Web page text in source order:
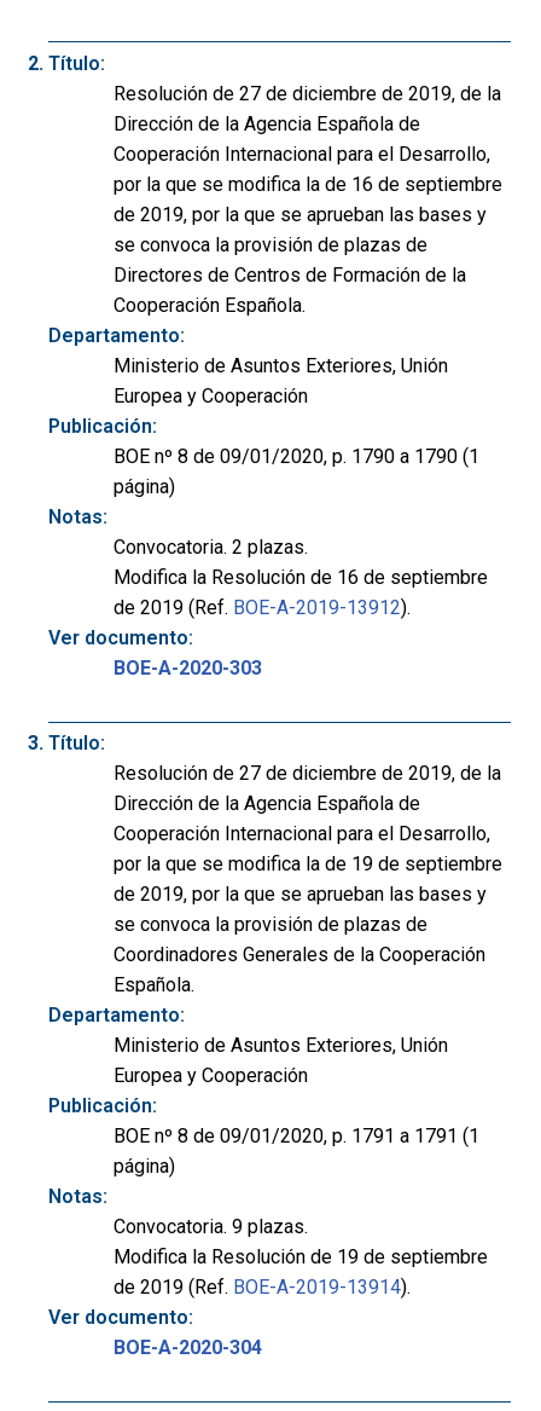
Título:
Resolución de 27 de diciembre de 2019, de la
Dirección de la Agencia Española de
Cooperación Internacional para el Desarrollo,
por la que se modifica la de 16 de septiembre
de 2019, por la que se aprueban las bases y
se convoca la provisión de plazas de
Directores de Centros de Formación de la
Cooperación Española.
Departamento:
Ministerio de Asuntos Exteriores, Unión
Europea y Cooperación
Publicación:
BOE nº 8 de 09/01/2020, p. 1790 a 1790 (1
página)
Notas:
Convocatoria. 2 plazas.
Modifica la Resolución de 16 de septiembre
de 2019 (Ref. BOE-A-2019-13912).
Ver documento:
BOE-A-2020-303
Título:
Resolución de 27 de diciembre de 2019, de la
Dirección de la Agencia Española de
Cooperación Internacional para el Desarrollo,
por la que se modifica la de 19 de septiembre
de 2019, por la que se aprueban las bases y
se convoca la provisión de plazas de
Coordinadores Generales de la Cooperación
Española.
Departamento:
Ministerio de Asuntos Exteriores, Unión
Europea y Cooperación
Publicación:
BOE nº 8 de 09/01/2020, p. 1791 a 1791 (1
página)
Notas:
Convocatoria. 9 plazas.
Modifica la Resolución de 19 de septiembre
de 2019 (Ref. BOE-A-2019-13914).
Ver documento:
BOE-A-2020-304